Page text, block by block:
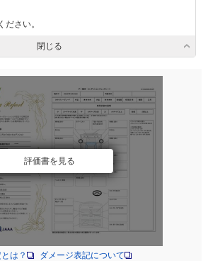
ださい。
閉じる
評価書を見る
は？ ダメージ表記について